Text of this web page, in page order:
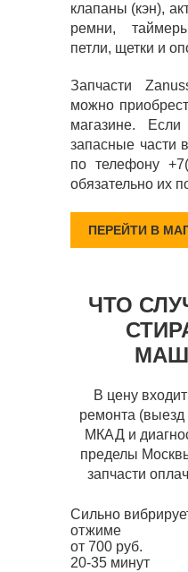
клапаны (кэн),
ремни,
петли, щетки и
Запчасти
можно
магазине.
запасные части
по телефону
обязательно их
ПЕРЕЙТИ В
ЧТО
В цену
ремонта (выезд
МКАД и
пределы
запчасти
Сильно
отжиме
от 700 руб.
20-35 минут